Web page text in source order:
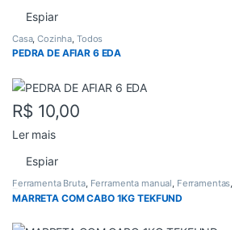
Espiar
Casa,Cozinha Todos
PEDRA DE AFIAR 6 EDA
R$ 10,00
Ler mais
Espiar
Ferramenta Bruta, Ferramenta manual, Ferramentas,
Todos
MARRETA COM CABO 1KG TEKFUND